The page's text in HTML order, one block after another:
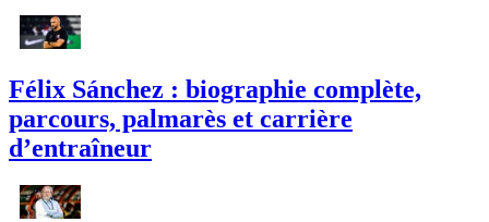
Félix Sánchez : biographie complète,
parcours, palmarès et carrière
d’entraîneur